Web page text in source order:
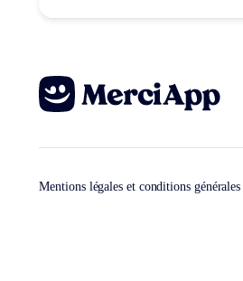
Mentions légales et conditions